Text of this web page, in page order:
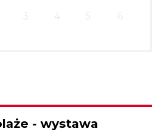
- wystawa